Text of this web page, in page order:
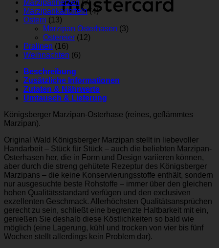
Marzipanherzen (7)
Marzipankartoffeln (4)
Ostern (13)
Marzipan Osterhasen (3)
Ostereier (12)
Pralinen (16)
Weihnachten (6)
Beschreibung
Zusätzliche Informationen
Zutaten & Nährwerte
Umtausch & Lieferung
Königsberger Marzipan-Osterhase (reines, geflämmtes
Marzipan).
Original Wald Königsberger Marzipan stellt in liebevoller
Handarbeit – Stück für Stück – auch die beliebten Marzipan-
Osterhasen her, die in Form und Design variieren können,
aber durch die streng gehütete Rezeptur des Königsberger
Marzipans – die keine Konservierungsstoffe enthält, sondern
nur ausgesuchte beste Rohstoffe – immer über den gleichen
hohen Qualitätsstandard verfügen und den exclusiven
exzellenten Geschmack. Allerhöchsten Qualitätsansprüchen
gerecht zu sein, schließt eine begrenzte Haltbarkeit mit ein,
genießen Sie deshalb diese Köstlichkeiten so bald wie
möglich (eine Lagerung, kühl und trocken von vier bis fünf
Wochen stellt allerdings kein Problem dar).